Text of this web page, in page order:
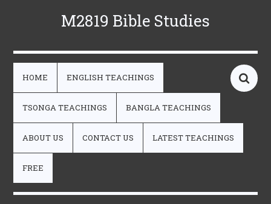
M2819 Bible Studies
HOME ENGLISH TEACHINGS
TSONGA TEACHINGS BANGLA TEACHINGS
ABOUT US CONTACT US LATEST TEACHINGS
FREE